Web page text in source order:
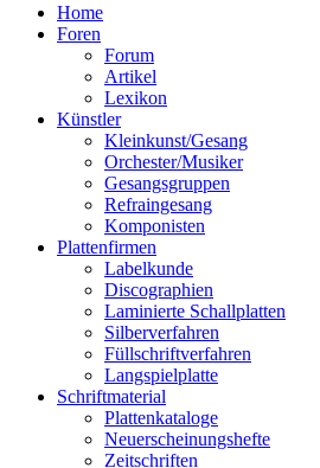
Home
Foren
Forum
Artikel
Lexikon
Künstler
Kleinkunst/Gesang
Orchester/Musiker
Gesangsgruppen
Refraingesang
Komponisten
Plattenfirmen
Labelkunde
Discographien
Laminierte Schallplatten
Silberverfahren
Füllschriftverfahren
Langspielplatte
Schriftmaterial
Plattenkataloge
Neuerscheinungshefte
Zeitschriften